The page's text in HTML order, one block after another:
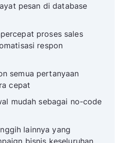
pesan di database
proses sales
respon
semua pertanyaan
cepat
mudah sebagai no-code
lainnya yang
bisnis keseluruhan